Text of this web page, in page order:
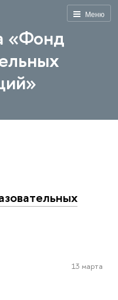
Меню
«Фонд
13 марта